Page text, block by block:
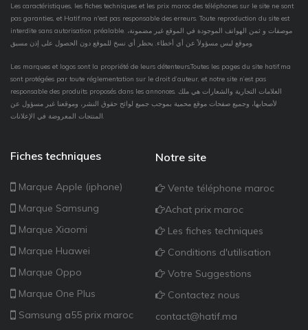
Les caractéristiques, les fiches techniques et les prix maroc des téléphones sur le site ne sont
pas garanties, et Hatif.ma n'est pas responsable des erreurs. Toute reproduction du site est
interdite sans autorisation préalable. موصفات و ثمن الهواتف الموجودة في الموقع غير مضمونة،
Les marques et logos sont la propriété de leurs détenteurs.Toutes les pages du site hatif.ma
sont protégées par toute réglementation sur le droit d’auteur, et notre site n’est pas
responsable des produits proposés dans les annonces. العلامات التجارية والشعارات هي ملك
لأصحابها، وجميع صفحات موقع محمية بموجب جميع لوائح حقوق النشر، وموقعنا غير مسؤول عن
Fiches techniques
Marque Apple (iphone)
Marque Samsung
Marque Xiaomi
Marque Huawei
Marque Oppo
Marque One Plus
Samsung a55 prix maroc
Notre site
Vente téléphone maroc
Achat prix maroc
Les fiches techniques
Conditions d'utilisation
Votre Suggestions
Contactez nous
contact@hatif.ma